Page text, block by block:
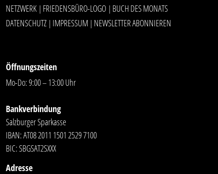
NETZWERK | FRIEDENSBÜRO-LOGO | BUCH DES MONATS
DATENSCHUTZ | IMPRESSUM | NEWSLETTER ABONNIEREN
Öffnungszeiten
Mo-Do: 9:00 – 13:00 Uhr
Bankverbindung
Salzburger Sparkasse
IBAN: AT08 2011 1501 2529 7100
BIC: SBGSAT2SXXX
Adresse